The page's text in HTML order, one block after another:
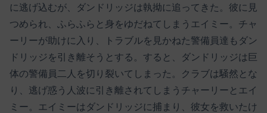
に逃げ込むが、ダンドリッジは執拗に追ってきた。彼に見
つめられ、ふらふらと身をゆだねてしまうエイミー。チャ
ーリーが助けに入り、トラブルを見かねた警備員達もダン
ドリッジを引き離そうとする。すると、ダンドリッジは巨
体の警備員二人を切り裂いてしまった。クラブは騒然とな
り、逃げ惑う人波に引き離されてしまうチャーリーとエイ
ミー。エイミーはダンドリッジに捕まり、彼女を救いたけ